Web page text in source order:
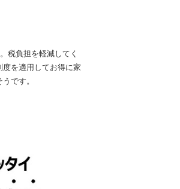
税負担を軽減してく
を適用してお得に家
です。